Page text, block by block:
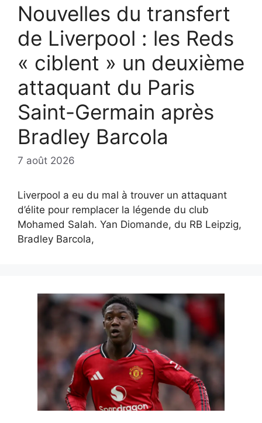
Nouvelles du transfert
de Liverpool : les Reds
« ciblent » un deuxième
attaquant du Paris
Saint-Germain après
Bradley Barcola
7 août 2026
Liverpool a eu du mal à trouver un attaquant
d’élite pour remplacer la légende du club
Mohamed Salah. Yan Diomande, du RB Leipzig,
Bradley Barcola,